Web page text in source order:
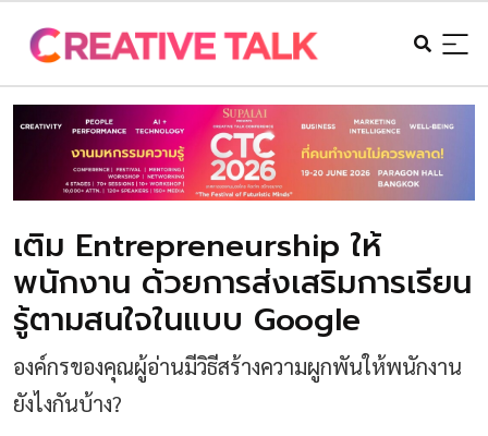
เติม Entrepreneurship ให้
พนักงาน ด้วยการส่งเสริมการเรียน
รู้ตามสนใจในแบบ Google
องค์กรของคุณผู้อ่านมีวิธีสร้างความผูกพันให้พนักงาน
ยังไงกันบ้าง?